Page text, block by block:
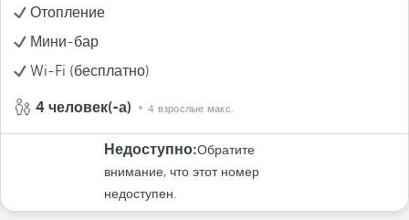
Отопление
Мини-бар
Wi-Fi (бесплатно)
4 человек(-а) 4 взрослые макс.
Недоступно:Обратите
внимание, что этот номер
недоступен.